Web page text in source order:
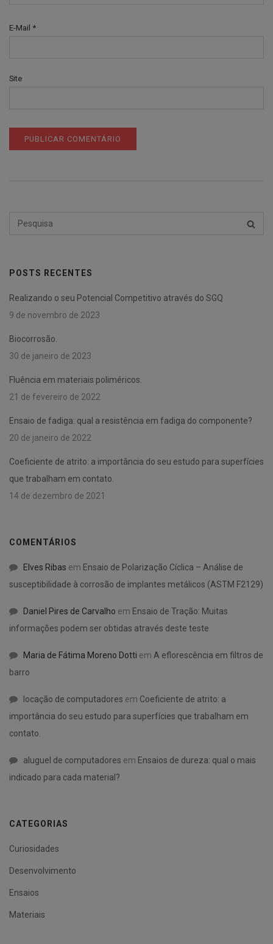
E-Mail *
Site
POSTS RECENTES
Realizando o seu Potencial Competitivo através do SGQ
9 de novembro de 2023
Biocorrosão.
30 de janeiro de 2023
Fluência em materiais poliméricos.
21 de fevereiro de 2022
Ensaio de fadiga: qual a resistência em fadiga do componente?
20 de janeiro de 2022
Coeficiente de atrito: a importância do seu estudo para superfícies
que trabalham em contato.
14 de dezembro de 2021
COMENTÁRIOS
Elves Ribas em Ensaio de Polarização Cíclica – Análise de
susceptibilidade à corrosão de implantes metálicos (ASTM F2129)
Daniel Pires de Carvalho em Ensaio de Tração: Muitas
informações podem ser obtidas através deste teste
Maria de Fátima Moreno Dotti em A eflorescência em filtros de
barro
locação de computadores em Coeficiente de atrito: a
importância do seu estudo para superfícies que trabalham em
contato.
aluguel de computadores em Ensaios de dureza: qual o mais
indicado para cada material?
CATEGORIAS
Curiosidades
Desenvolvimento
Ensaios
Materiais